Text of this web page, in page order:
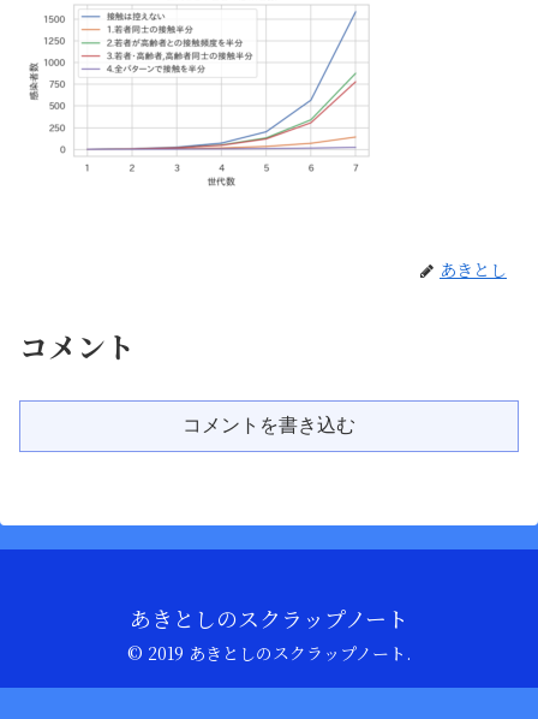
あきとし
コメント
コメントを書き込む
あきとしのスクラップノート
© 2019 あきとしのスクラップノート.